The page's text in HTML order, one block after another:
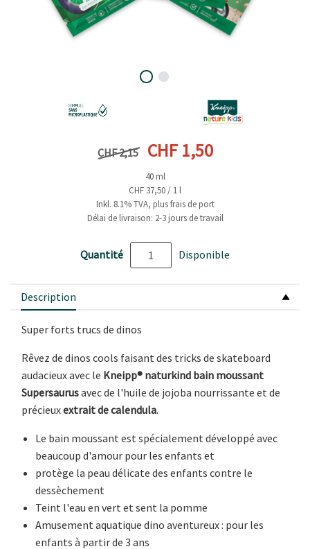
Prix précédent
CHF 2,15 Prix actuel
CHF 1,50
40 ml
CHF 37,50 / 1 l
Inkl. 8.1% TVA, plus frais de port
Délai de livraison: 2-3 jours de travail
Quantité Disponible
Description
Super forts trucs de dinos
Rêvez de dinos cools faisant des tricks de skateboard
audacieux avec le Kneipp® naturkind bain moussant
Supersaurusavec de l'huile de jojoba nourrissante et de
précieuxextrait de calendula.
Le bain moussant est spécialement développé avec
beaucoup d'amour pour les enfants et
protège la peau délicate des enfants contre le
dessèchement
Teint l'eau en vert et sent la pomme
Amusement aquatique dino aventureux : pour les
enfants à partir de 3 ans